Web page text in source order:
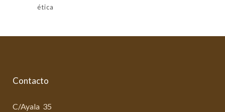
ética
Contacto
C/Ayala 35